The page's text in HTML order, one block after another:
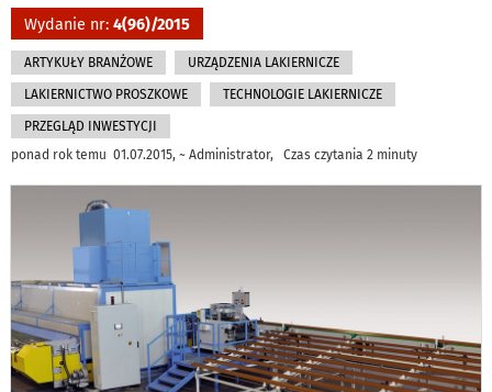
Wydanie nr: 4(96)/2015
ARTYKUŁY BRANŻOWE URZĄDZENIA LAKIERNICZE
LAKIERNICTWO PROSZKOWE TECHNOLOGIE LAKIERNICZE
PRZEGLĄD INWESTYCJI
ponad rok temu 01.07.2015, ~ Administrator, Czas czytania 2 minuty